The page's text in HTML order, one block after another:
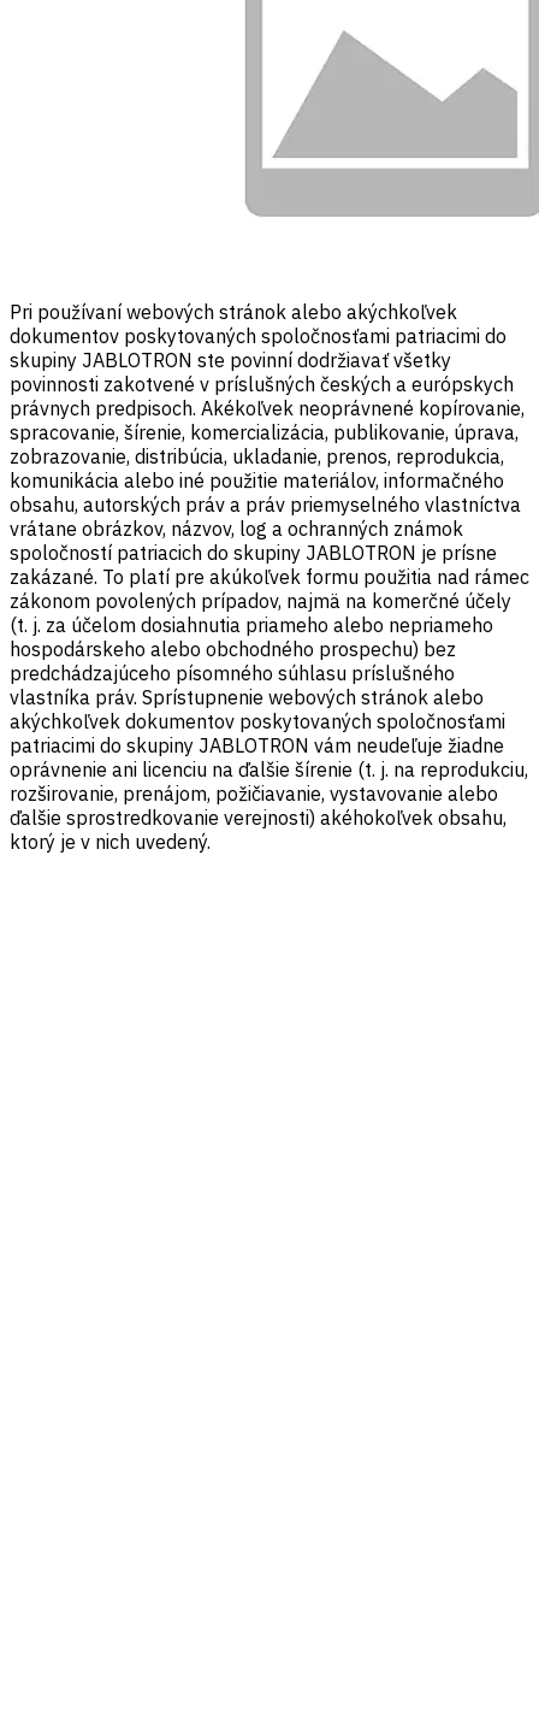
Pri používaní webových stránok alebo akýchkoľvek
dokumentov poskytovaných spoločnosťami patriacimi do
skupiny JABLOTRON ste povinní dodržiavať všetky
povinnosti zakotvené v príslušných českých a európskych
právnych predpisoch. Akékoľvek neoprávnené kopírovanie,
spracovanie, šírenie, komercializácia, publikovanie, úprava,
zobrazovanie, distribúcia, ukladanie, prenos, reprodukcia,
komunikácia alebo iné použitie materiálov, informačného
obsahu, autorských práv a práv priemyselného vlastníctva
vrátane obrázkov, názvov, log a ochranných známok
spoločností patriacich do skupiny JABLOTRON je prísne
zakázané. To platí pre akúkoľvek formu použitia nad rámec
zákonom povolených prípadov, najmä na komerčné účely
(t. j. za účelom dosiahnutia priameho alebo nepriameho
hospodárskeho alebo obchodného prospechu) bez
predchádzajúceho písomného súhlasu príslušného
vlastníka práv. Sprístupnenie webových stránok alebo
akýchkoľvek dokumentov poskytovaných spoločnosťami
patriacimi do skupiny JABLOTRON vám neudeľuje žiadne
oprávnenie ani licenciu na ďalšie šírenie (t. j. na reprodukciu,
rozširovanie, prenájom, požičiavanie, vystavovanie alebo
ďalšie sprostredkovanie verejnosti) akéhokoľvek obsahu,
ktorý je v nich uvedený.